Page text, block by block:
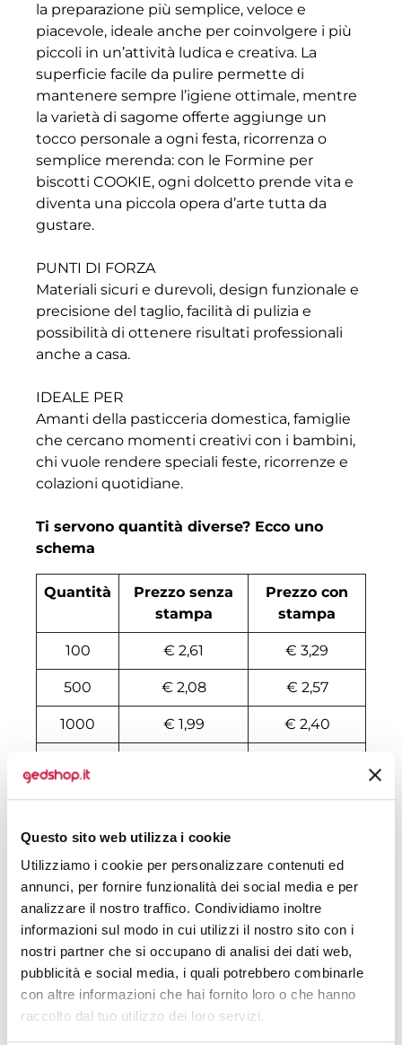
Questo sito web utilizza i cookie
Utilizziamo i cookie per personalizzare contenuti ed
annunci, per fornire funzionalità dei social media e per
analizzare il nostro traffico. Condividiamo inoltre
informazioni sul modo in cui utilizzi il nostro sito con i
nostri partner che si occupano di analisi dei dati web,
pubblicità e social media, i quali potrebbero combinarle
con altre informazioni che hai fornito loro o che hanno
raccolto dal tuo utilizzo dei loro servizi.
la preparazione più semplice, veloce e
piacevole, ideale anche per coinvolgere i più
piccoli in un’attività ludica e creativa. La
superficie facile da pulire permette di
mantenere sempre l’igiene ottimale, mentre
la varietà di sagome offerte aggiunge un
tocco personale a ogni festa, ricorrenza o
semplice merenda: con le Formine per
biscotti COOKIE, ogni dolcetto prende vita e
diventa una piccola opera d’arte tutta da
gustare.
PUNTI DI FORZA
Materiali sicuri e durevoli, design funzionale e
precisione del taglio, facilità di pulizia e
possibilità di ottenere risultati professionali
anche a casa.
IDEALE PER
Amanti della pasticceria domestica, famiglie
che cercano momenti creativi con i bambini,
chi vuole rendere speciali feste, ricorrenze e
colazioni quotidiane.
Ti servono quantità diverse? Ecco uno
schema
Quantità
Prezzo senza
stampa
Prezzo con
stampa
100 € 2,61 € 3,29
500 € 2,08 € 2,57
1000 € 1,99 € 2,40
3000 € 1,95 € 2,26
4000 € 1,93
5000 € 1,92 € 2,23
6000 € 1,89 € 2,21
7000 € 1,87 € 2,19
8000 € 1,87 € 2,18
10000 € 1,87